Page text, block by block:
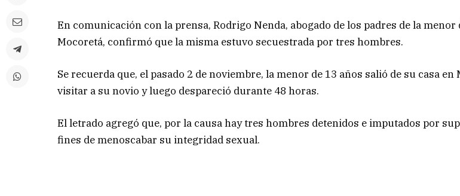
En comunicación con la prensa, Rodrigo Nenda, abogado de los padres de la menor
Mocoretá, confirmó que la misma estuvo secuestrada por tres hombres.
Se recuerda que, el pasado 2 de noviembre, la menor de 13 años salió de su casa en
visitar a su novio y luego despareció durante 48 horas.
El letrado agregó que, por la causa hay tres hombres detenidos e imputados por
fines de menoscabar su integridad sexual.